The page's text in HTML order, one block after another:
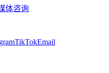
体咨询
TikTokEmail